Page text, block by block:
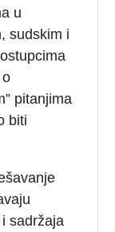
u
sudskim i
pitanjima
biti
sadržaja